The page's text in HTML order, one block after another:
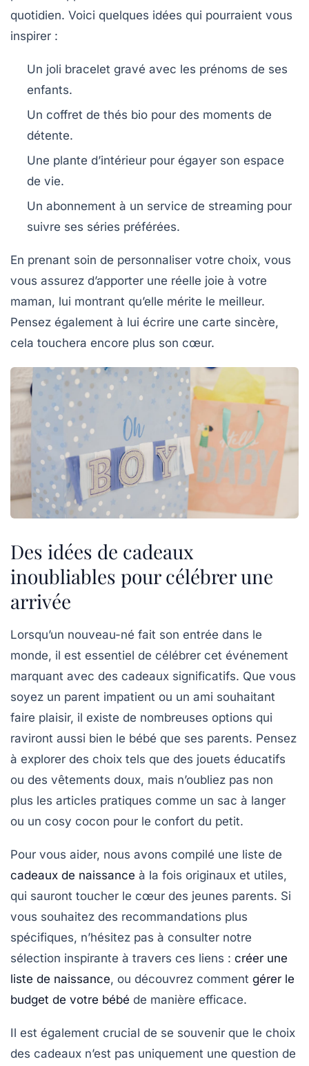
quotidien. Voici quelques idées qui pourraient vous
inspirer :
Un joli bracelet gravé avec les prénoms de ses
enfants.
Un coffret de thés bio pour des moments de
détente.
Une plante d’intérieur pour égayer son espace
de vie.
Un abonnement à un service de streaming pour
suivre ses séries préférées.
En prenant soin de personnaliser votre choix, vous
vous assurez d’apporter une réelle joie à votre
maman, lui montrant qu’elle mérite le meilleur.
Pensez également à lui écrire une carte sincère,
cela touchera encore plus son cœur.
Des idées de cadeaux
inoubliables pour célébrer une
arrivée
Lorsqu’un nouveau-né fait son entrée dans le
monde, il est essentiel de célébrer cet événement
marquant avec des cadeaux significatifs. Que vous
soyez un parent impatient ou un ami souhaitant
faire plaisir, il existe de nombreuses options qui
raviront aussi bien le bébé que ses parents. Pensez
à explorer des choix tels que des jouets éducatifs
ou des vêtements doux, mais n’oubliez pas non
plus les articles pratiques comme un sac à langer
ou un cosy cocon pour le confort du petit.
Pour vous aider, nous avons compilé une liste de
cadeaux de naissance à la fois originaux et utiles,
qui sauront toucher le cœur des jeunes parents. Si
vous souhaitez des recommandations plus
spécifiques, n’hésitez pas à consulter notre
sélection inspirante à travers ces liens : créer une
liste de naissance, ou découvrez comment gérer le
budget de votre bébé de manière efficace.
Il est également crucial de se souvenir que le choix
des cadeaux n’est pas uniquement une question de